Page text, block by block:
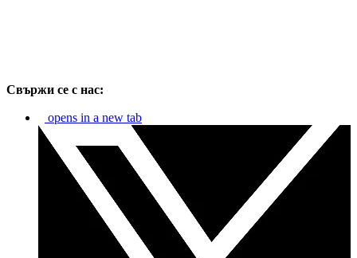
Свържи се с нас:
opens in a new tab